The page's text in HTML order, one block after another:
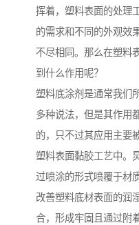
挥着，塑料表面的处理
的需求和不同的外观效
不尽相同。那么在塑料
到什么作用呢？
塑料底涂剂是通常我们
多种说法，但是其作用
的，只不过其应用主要
塑料表面黏胶工艺中。
过喷涂的形式喷覆于材
改善塑料底材表面的润
合，形成牢固且通过附